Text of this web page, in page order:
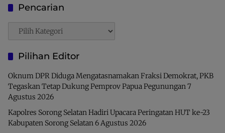
Pencarian
Pencarian
Pilihan Editor
Oknum DPR Diduga Mengatasnamakan Fraksi Demokrat, PKB
Tegaskan Tetap Dukung Pemprov Papua Pegunungan7
Agustus 2026
Kapolres Sorong Selatan Hadiri Upacara Peringatan HUT ke-23
Kabupaten Sorong Selatan6 Agustus 2026